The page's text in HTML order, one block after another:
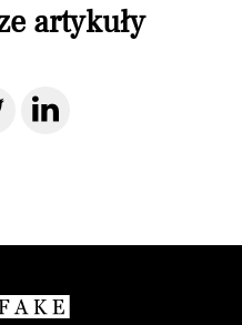
artykuły